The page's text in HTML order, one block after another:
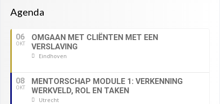
Agenda
06
OKT
OMGAAN MET CLIËNTEN MET EEN
VERSLAVING
Eindhoven
08
OKT
MENTORSCHAP MODULE 1: VERKENNING
WERKVELD, ROL EN TAKEN
Utrecht